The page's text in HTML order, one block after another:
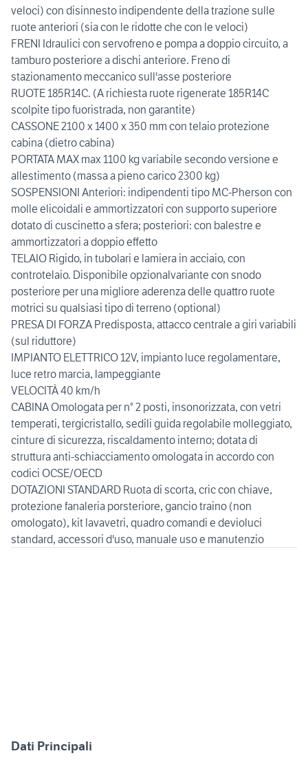
veloci) con disinnesto indipendente della trazione sulle
ruote anteriori (sia con le ridotte che con le veloci)
FRENI Idraulici con servofreno e pompa a doppio circuito, a
tamburo posteriore a dischi anteriore. Freno di
stazionamento meccanico sull'asse posteriore
RUOTE 185R14C. (A richiesta ruote rigenerate 185R14C
scolpite tipo fuoristrada, non garantite)
CASSONE 2100 x 1400 x 350 mm con telaio protezione
cabina (dietro cabina)
PORTATA MAX max 1100 kg variabile secondo versione e
allestimento (massa a pieno carico 2300 kg)
SOSPENSIONI Anteriori: indipendenti tipo MC-Pherson con
molle elicoidali e ammortizzatori con supporto superiore
dotato di cuscinetto a sfera; posteriori: con balestre e
ammortizzatori a doppio effetto
TELAIO Rigido, in tubolari e lamiera in acciaio, con
controtelaio. Disponibile opzionalvariante con snodo
posteriore per una migliore aderenza delle quattro ruote
motrici su qualsiasi tipo di terreno (optional)
PRESA DI FORZA Predisposta, attacco centrale a giri variabili
(sul riduttore)
IMPIANTO ELETTRICO 12V, impianto luce regolamentare,
luce retro marcia, lampeggiante
VELOCITÀ 40 km/h
CABINA Omologata per n° 2 posti, insonorizzata, con vetri
temperati, tergicristallo, sedili guida regolabile molleggiato,
cinture di sicurezza, riscaldamento interno; dotata di
struttura anti-schiacciamento omologata in accordo con
codici OCSE/OECD
DOTAZIONI STANDARD Ruota di scorta, cric con chiave,
protezione fanaleria porsteriore, gancio traino (non
omologato), kit lavavetri, quadro comandi e devioluci
standard, accessori d'uso, manuale uso e manutenzio
Dati Principali